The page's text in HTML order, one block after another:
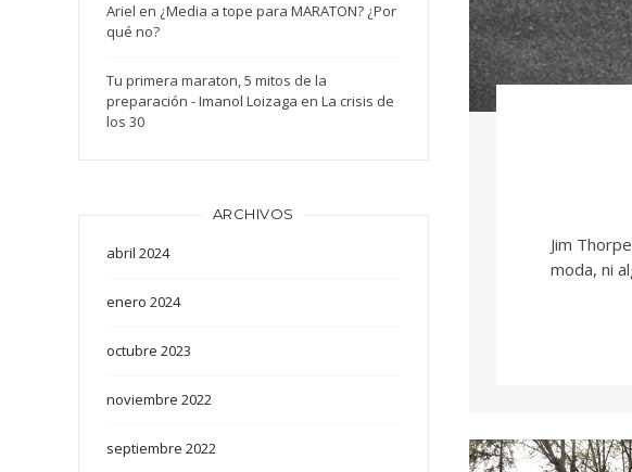
Jim
moda, ni
Ariel en ¿Media a tope para MARATON? ¿Por
qué no?
Tu primera maraton, 5 mitos de la
preparación - Imanol Loizaga enLa crisis de
los 30
ARCHIVOS
abril 2024
enero 2024
octubre 2023
noviembre 2022
septiembre 2022